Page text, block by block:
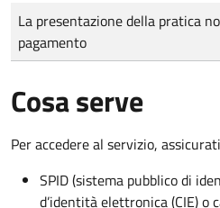
Tipo di pagamento
Importo
La presentazione della pratica
pagamento
Cosa serve
Per accedere al servizio,
SPID (sistema pubblico di
d’identità elettronica (CIE) o